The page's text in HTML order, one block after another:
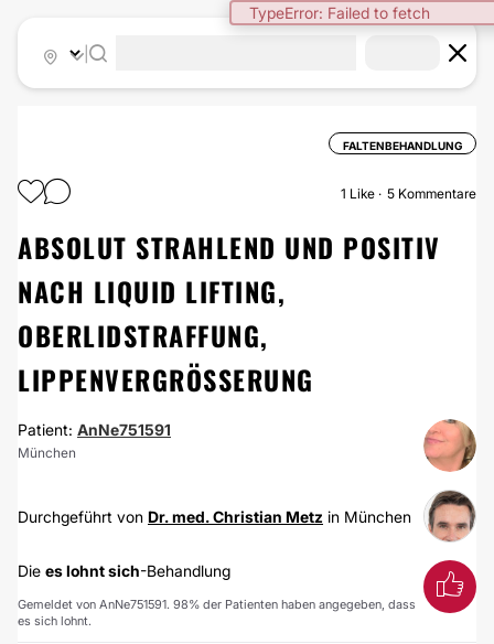
TypeError: Failed to fetch
FALTENBEHANDLUNG
1 Like 5 Kommentare
ABSOLUT STRAHLEND UND POSITIV
NACH LIQUID LIFTING,
OBERLIDSTRAFFUNG,
LIPPENVERGRÖSSERUNG
Patient: AnNe751591
München
Durchgeführt von Dr. med. Christian Metz in München
Die es lohnt sich-Behandlung
Gemeldet von AnNe751591. 98% der Patienten haben angegeben, dass
es sich lohnt.